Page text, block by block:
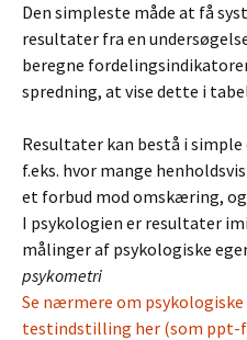
Den simpleste måde at få
resultater fra en
beregne
spredning, at vise dette i
Resultater kan bestå i
f.eks. hvor mange
et forbud mod omskæring,
I psykologien er resultater
målinger af psykologiske
psykometri
Se nærmere om
testindstilling her (som ppt-